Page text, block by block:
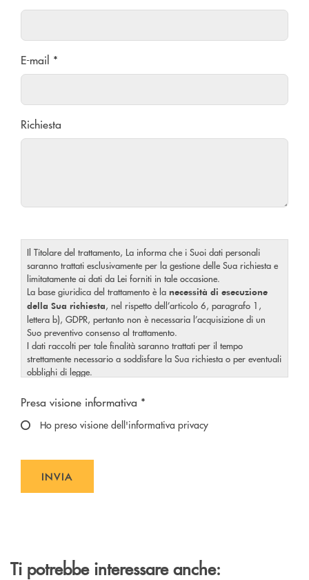
E-mail *
Richiesta
Il Titolare del trattamento, La informa che i Suoi dati personali
saranno trattati esclusivamente per la gestione delle Sua richiesta e
limitatamente ai dati da Lei forniti in tale occasione.
La base giuridica del trattamento è la necessità di esecuzione
della Sua richiesta, nel rispetto dell’articolo 6, paragrafo 1,
lettera b), GDPR, pertanto non è necessaria l’acquisizione di un
Suo preventivo consenso al trattamento.
I dati raccolti per tale finalità saranno trattati per il tempo
strettamente necessario a soddisfare la Sua richiesta o per eventuali
obblighi di legge.
a visionare l’
informativa completa
(UE) 2016/679, accessibile al seguentelink.
Scegliere un'opzione
Presa visione informativa *
Ho preso visione dell'informativa privacy
INVIA
Ti potrebbe interessare anche: